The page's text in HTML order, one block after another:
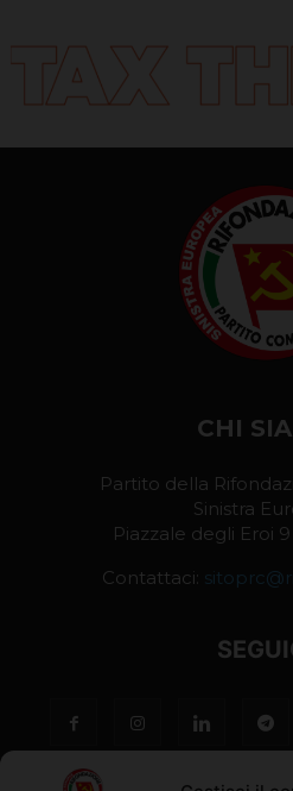
CHI
Partito della
Sinistra
Piazzale degli Eroi
Contattaci: